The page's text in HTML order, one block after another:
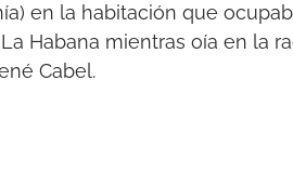
en la habitación que
Habana mientras oía en la
Cabel.